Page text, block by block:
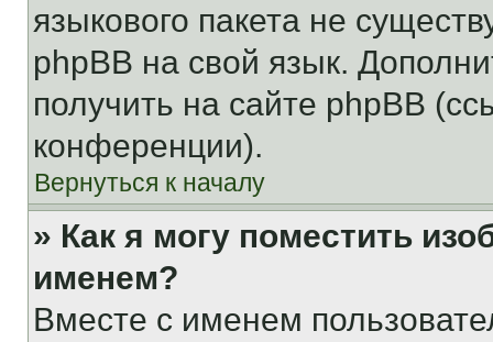
языкового пакета не
phpBB на свой язык.
получить на сайте phpBB
конференции).
Вернуться к началу
» Как я могу поместить
именем?
Вместе с именем